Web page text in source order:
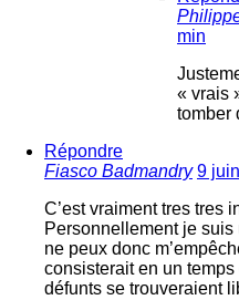
min
« vrais
tomber
Répondre
Fiasco Badmandry 9
C’est vraiment tres tres
Personnellement je
ne peux donc
consisterait en un
défunts se trouveraient